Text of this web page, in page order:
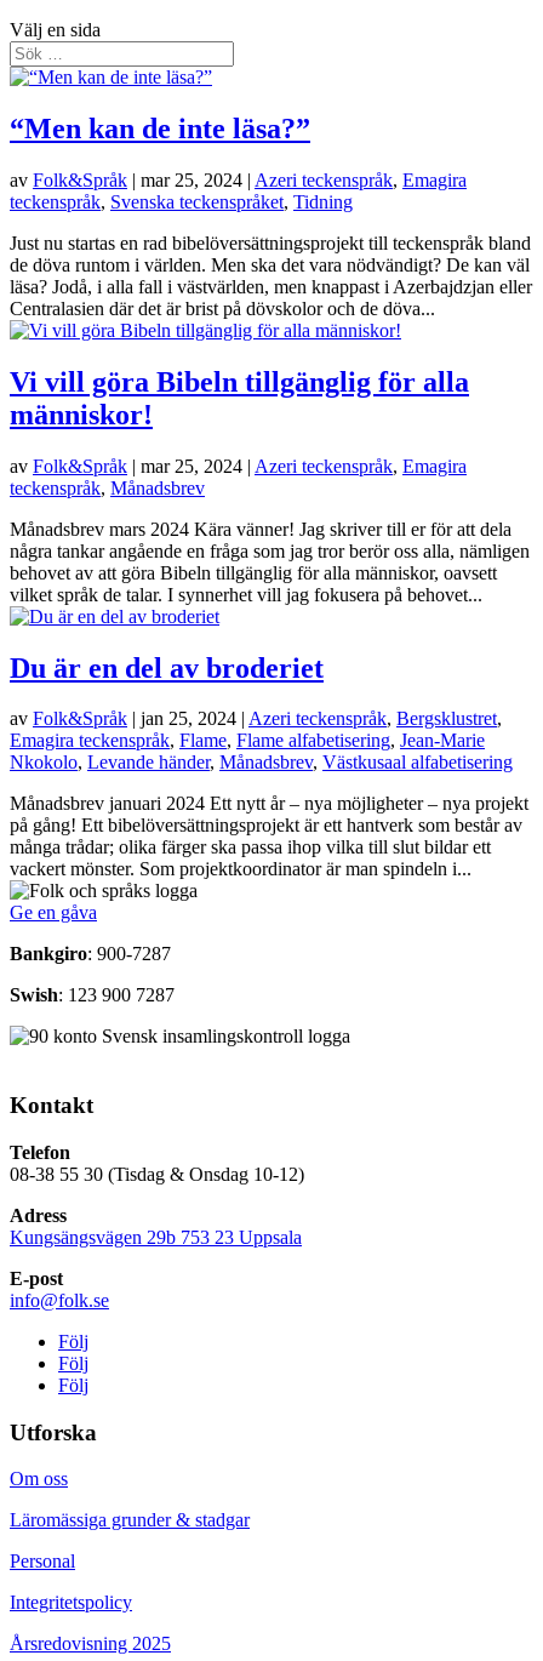
Välj en sida
“Men kan de inte läsa?”
av Folk&Språk | mar 25, 2024 | Azeri teckenspråk, Emagira
teckenspråk, Svenska teckenspråket, Tidning
Just nu startas en rad bibelöversättningsprojekt till teckenspråk bland
de döva runtom i världen. Men ska det vara nödvändigt? De kan väl
läsa? Jodå, i alla fall i västvärlden, men knappast i Azerbajdzjan eller
Centralasien där det är brist på dövskolor och de döva...
Vi vill göra Bibeln tillgänglig för alla
människor!
av Folk&Språk | mar 25, 2024 | Azeri teckenspråk, Emagira
teckenspråk, Månadsbrev
Månadsbrev mars 2024 Kära vänner! Jag skriver till er för att dela
några tankar angående en fråga som jag tror berör oss alla, nämligen
behovet av att göra Bibeln tillgänglig för alla människor, oavsett
vilket språk de talar. I synnerhet vill jag fokusera på behovet...
Du är en del av broderiet
av Folk&Språk | jan 25, 2024 | Azeri teckenspråk, Bergsklustret,
Emagira teckenspråk, Flame, Flame alfabetisering, Jean-Marie
Nkokolo, Levande händer, Månadsbrev, Västkusaal alfabetisering
Månadsbrev januari 2024 Ett nytt år – nya möjligheter – nya projekt
på gång! Ett bibelöversättningsprojekt är ett hantverk som består av
många trådar; olika färger ska passa ihop vilka till slut bildar ett
vackert mönster. Som projektkoordinator är man spindeln i...
Ge en gåva
Bankgiro: 900-7287
Swish: 123 900 7287
Kontakt
Telefon
08-38 55 30 (Tisdag & Onsdag 10-12)
Adress
Kungsängsvägen 29b 753 23 Uppsala
E-post
info@folk.se
Följ
Följ
Följ
Utforska
Om oss
Läromässiga grunder & stadgar
Personal
Integritetspolicy
Årsredovisning 2025